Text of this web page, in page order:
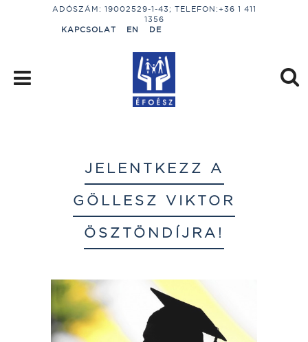
ADÓSZÁM: 19002529-1-43; TELEFON:+36 1 411
1356
KAPCSOLAT
EN DE
JELENTKEZZ A
GÖLLESZ VIKTOR
ÖSZTÖNDÍJRA!